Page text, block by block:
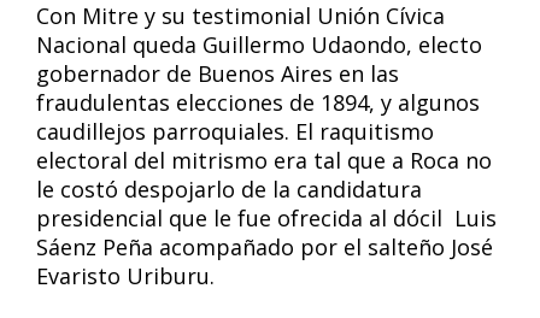
Con Mitre y su testimonial Unión Cívica
Nacional queda Guillermo Udaondo, electo
gobernador de Buenos Aires en las
fraudulentas elecciones de 1894, y algunos
caudillejos parroquiales. El raquitismo
electoral del mitrismo era tal que a Roca no
le costó despojarlo de la candidatura
presidencial que le fue ofrecida al dócil Luis
Sáenz Peña acompañado por el salteño José
Evaristo Uriburu.